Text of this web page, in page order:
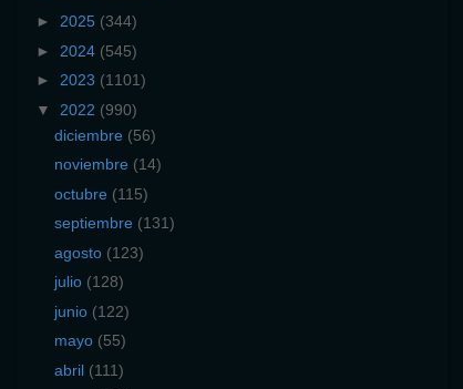
► 2025 (344)
► 2024 (545)
► 2023 (1101)
▼ 2022 (990)
diciembre (56)
noviembre (14)
octubre (115)
septiembre (131)
agosto (123)
julio (128)
junio (122)
mayo (55)
abril (111)